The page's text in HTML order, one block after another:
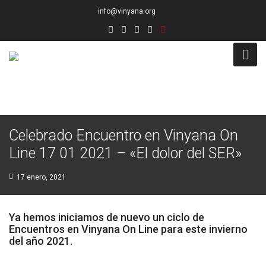
info@vinyana.org
Conócenos
Socios Fundadores
Junta Directiva
Docentes
Celebrado Encuentro en Vinyana On
Line 17 01 2021 – «El dolor del SER»
17 enero, 2021
Ya hemos iniciamos de nuevo un ciclo de
Encuentros en Vinyana On Line para este invierno
del año 2021.